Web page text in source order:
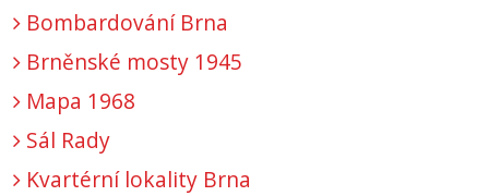
Bombardování Brna
Brněnské mosty 1945
Mapa 1968
Sál Rady
Kvartérní lokality Brna